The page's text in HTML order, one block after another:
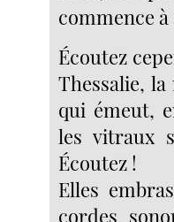
commence
Écoutez
Thessalie,
qui émeut,
les vitraux
Écoutez !
Elles
cordes